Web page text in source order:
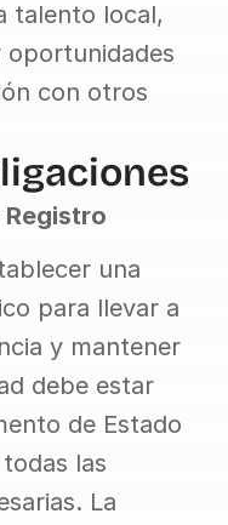
talento local,
oportunidades
con otros
una
para llevar a
y mantener
debe estar
de Estado
las
La